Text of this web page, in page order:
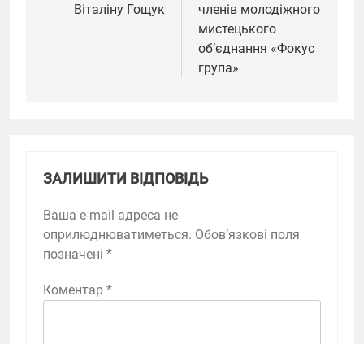
Віталіну Гощук
членів молодіжного
мистецького
об’єднання «Фокус
група»
ЗАЛИШИТИ ВІДПОВІДЬ
Ваша e-mail адреса не
оприлюднюватиметься. Обов’язкові поля
позначені *
Коментар *